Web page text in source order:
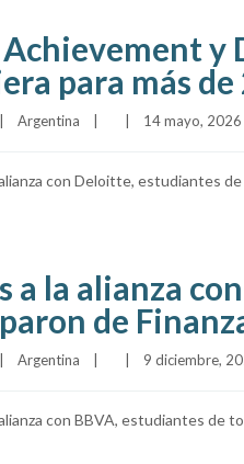
y
para más
Argentina 14 mayo,
con Deloitte, estudiantes
a la alianza
de
Argentina 9 diciembre,
con BBVA, estudiantes de